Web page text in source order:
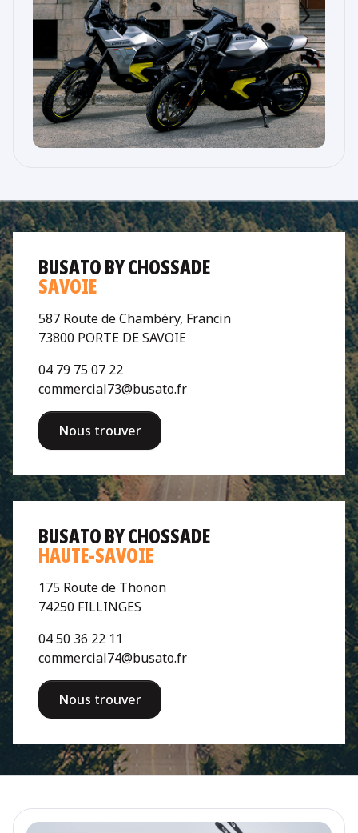
BUSATO BY CHOSSADE
SAVOIE
587 Route de Chambéry, Francin
73800 PORTE DE SAVOIE
04 79 75 07 22
commercial73@busato.fr
Nous trouver
BUSATO BY CHOSSADE
HAUTE-SAVOIE
175 Route de Thonon
74250 FILLINGES
04 50 36 22 11
commercial74@busato.fr
Nous trouver